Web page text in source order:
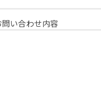
い合わせ内容